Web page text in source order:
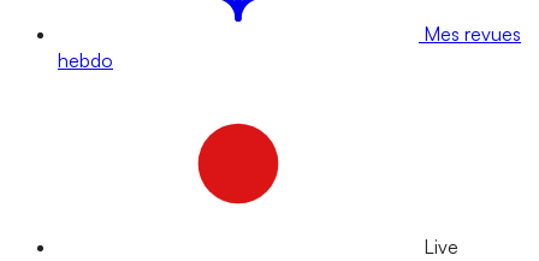
Mes revues
hebdo
Live